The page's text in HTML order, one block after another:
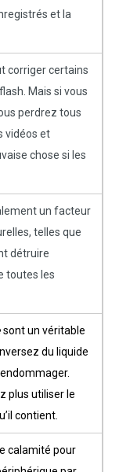
et la
corriger certains
Mais si vous
perdrez tous
vidéos et
chose si les
un facteur
telles que
détruire
toutes les
sont un véritable
du liquide
plus utiliser le
contient.
calamité pour